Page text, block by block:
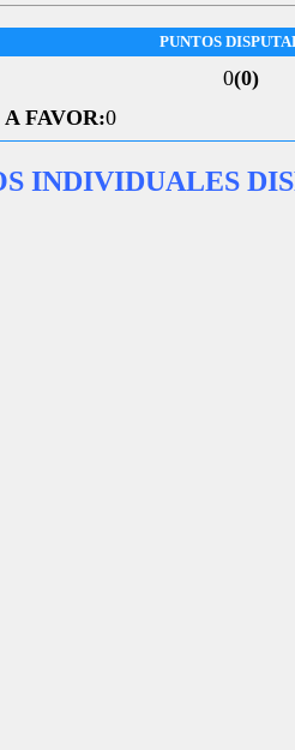
PUNTOS
0(0)
A FAVOR:0
INDIVIDUALES